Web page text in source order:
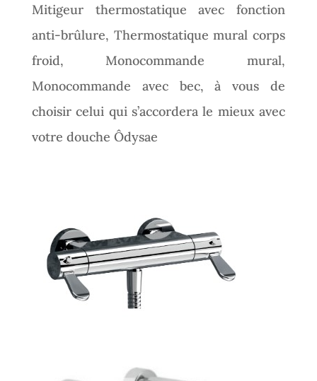
Mitigeur thermostatique avec fonction
anti-brûlure, Thermostatique mural corps
froid, Monocommande mural,
Monocommande avec bec, à vous de
choisir celui qui s’accordera le mieux avec
votre douche Ôdysae